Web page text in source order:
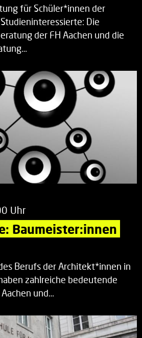
für Schüler*innen der
Die
der FH Aachen und die
Uhr
Baumeister:innen
Berufs der Architekt*innen in
zahlreiche bedeutende
und…